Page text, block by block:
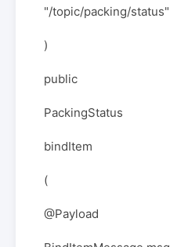
"/topic/packing/status"
)
public
PackingStatus
bindItem
(
@Payload